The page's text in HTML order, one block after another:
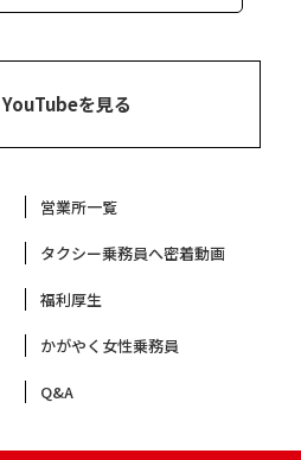
YouTubeを見る
営業所一覧
タクシー乗務員へ密着動画
福利厚生
かがやく女性乗務員
Q&A